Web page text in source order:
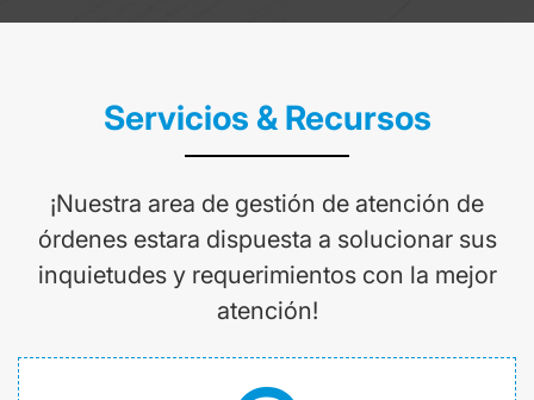
Servicios & Recursos
¡Nuestra area de gestión de atención de
órdenes estara dispuesta a solucionar sus
inquietudes y requerimientos con la mejor
atención!